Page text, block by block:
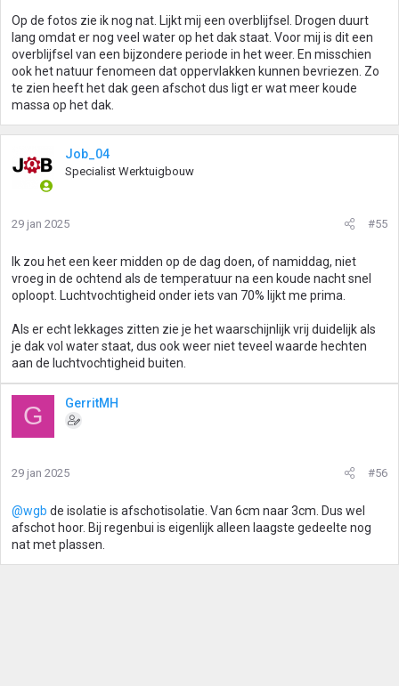
Op de fotos zie ik nog nat. Lijkt mij een overblijfsel. Drogen duurt
lang omdat er nog veel water op het dak staat. Voor mij is dit een
overblijfsel van een bijzondere periode in het weer. En misschien
ook het natuur fenomeen dat oppervlakken kunnen bevriezen. Zo
te zien heeft het dak geen afschot dus ligt er wat meer koude
massa op het dak.
Job_04
Specialist Werktuigbouw
29 jan 2025 #55
Ik zou het een keer midden op de dag doen, of namiddag, niet
vroeg in de ochtend als de temperatuur na een koude nacht snel
oploopt. Luchtvochtigheid onder iets van 70% lijkt me prima.
Als er echt lekkages zitten zie je het waarschijnlijk vrij duidelijk als
je dak vol water staat, dus ook weer niet teveel waarde hechten
aan de luchtvochtigheid buiten.
G GerritMH
29 jan 2025 #56
@wgb de isolatie is afschotisolatie. Van 6cm naar 3cm. Dus wel
afschot hoor. Bij regenbui is eigenlijk alleen laagste gedeelte nog
nat met plassen.